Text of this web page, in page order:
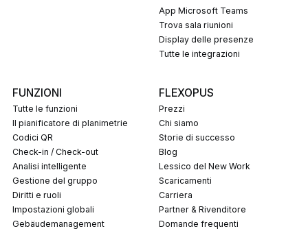
App Microsoft Teams
Trova sala riunioni
Display delle presenze
Tutte le integrazioni
FUNZIONI
Tutte le funzioni
Il pianificatore di planimetrie
codici QR
Check-in / Check-out
Analisi intelligente
Gestione del gruppo
Diritti e ruoli
Impostazioni globali
Gebäudemanagement
FLEXOPUS
Prezzi
Chi siamo
Storie di successo
Blog
Lessico del New Work
Scaricamenti
Carriera
Partner & Rivenditore
Domande frequenti